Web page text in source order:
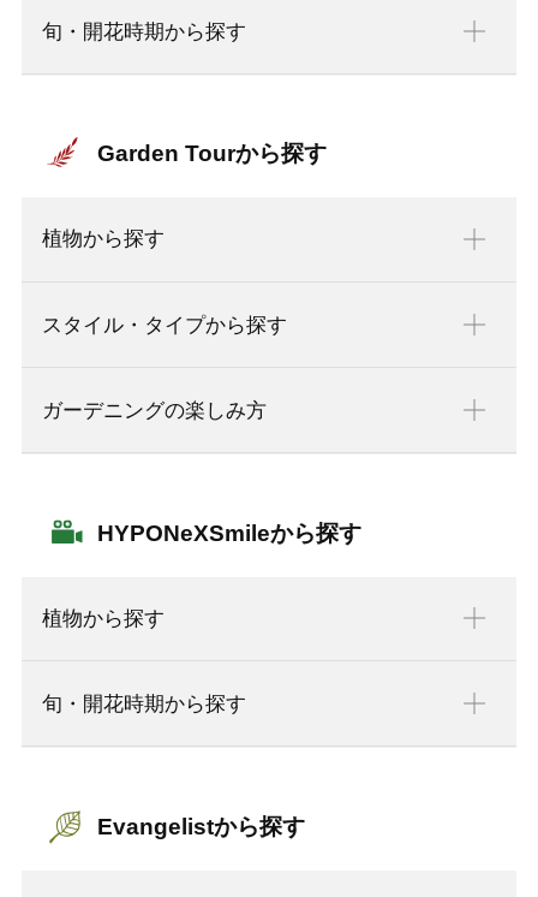
旬・開花時期から探す
Garden Tourから探す
植物から探す
スタイル・タイプから探す
ガーデニングの楽しみ方
HYPONeXSmileから探す
植物から探す
旬・開花時期から探す
Evangelistから探す